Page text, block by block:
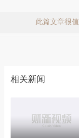
此篇文章很值
相关新闻